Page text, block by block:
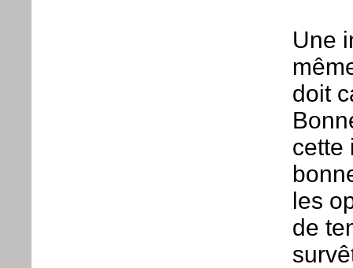
Une
doit
cette
les
de